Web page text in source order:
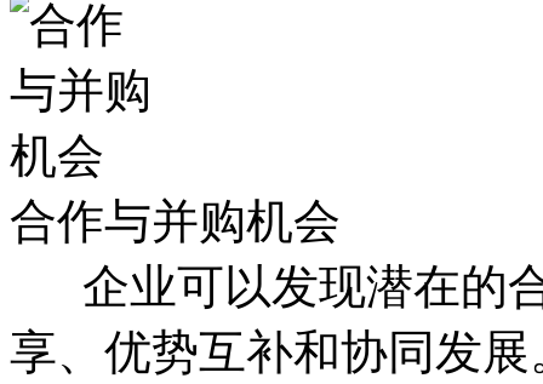
合作与并购机会
企业可以发现潜在的
享、优势互补和协同发展